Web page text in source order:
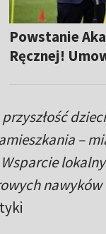
Powstanie
Ręcznej!
–